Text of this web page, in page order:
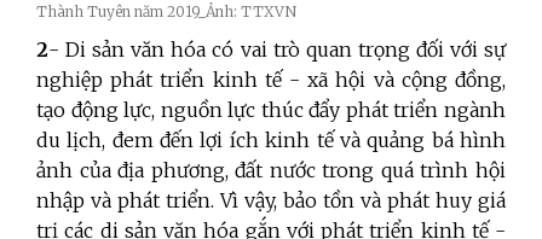
Thành Tuyên năm 2019_Ảnh: TTXVN
2- Di sản văn hóa có vai trò quan trọng đối với sự
nghiệp phát triển kinh tế - xã hội và cộng đồng,
tạo động lực, nguồn lực thúc đẩy phát triển ngành
du lịch, đem đến lợi ích kinh tế và quảng bá hình
ảnh của địa phương, đất nước trong quá trình hội
nhập và phát triển. Vì vậy, bảo tồn và phát huy giá
trị các di sản văn hóa gắn với phát triển kinh tế -